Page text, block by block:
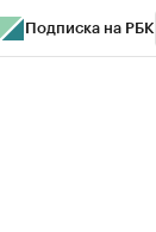
Подписка на РБК